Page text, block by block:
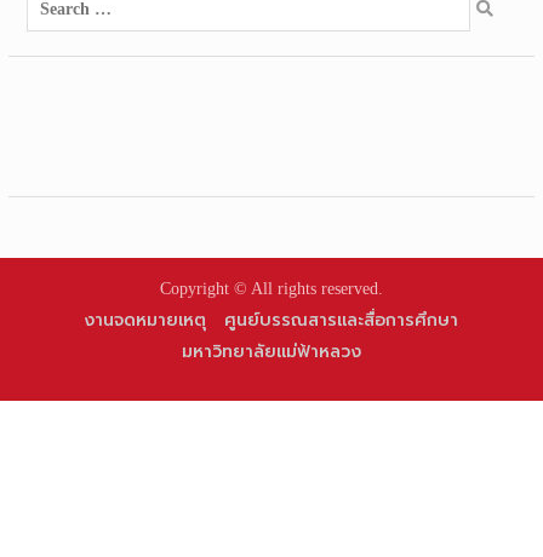
for:
Copyright © All rights reserved.
งานจดหมายเหตุ
ศูนย์บรรณสารและสื่อการศึกษา
มหาวิทยาลัยแม่ฟ้าหลวง